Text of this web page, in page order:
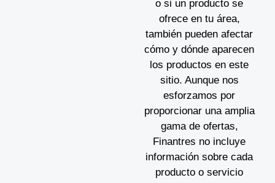
o si un producto se
ofrece en tu área,
también pueden afectar
cómo y dónde aparecen
los productos en este
sitio. Aunque nos
esforzamos por
proporcionar una amplia
gama de ofertas,
Finantres no incluye
información sobre cada
producto o servicio